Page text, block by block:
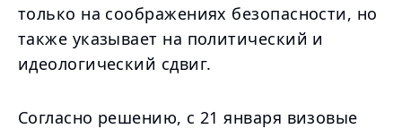
только на соображениях безопасности, но
также указывает на политический и
идеологический сдвиг.
Согласно решению, с 21 января визовые